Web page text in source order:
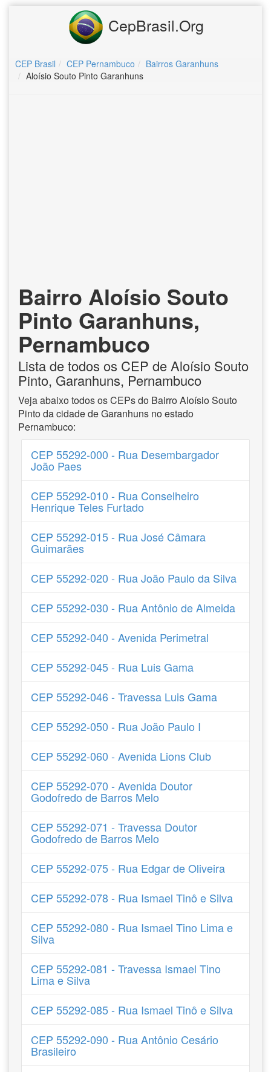
CepBrasil.Org
CEP Brasil CEP Pernambuco
Bairros Garanhuns
Aloísio Souto Pinto Garanhuns
Bairro Aloísio Souto
Pinto Garanhuns,
Pernambuco
Lista de todos os CEP de Aloísio Souto
Pinto, Garanhuns, Pernambuco
Veja abaixo todos os CEPs do Bairro Aloísio Souto
Pinto da cidade de Garanhuns no estado
Pernambuco:
CEP 55292-000 - Rua Desembargador
João Paes
CEP 55292-010 - Rua Conselheiro
Henrique Teles Furtado
CEP 55292-015 - Rua José Câmara
Guimarães
CEP 55292-020 - Rua João Paulo da Silva
CEP 55292-030 - Rua Antônio de Almeida
CEP 55292-040 - Avenida Perimetral
CEP 55292-045 - Rua Luis Gama
CEP 55292-046 - Travessa Luis Gama
CEP 55292-050 - Rua João Paulo I
CEP 55292-060 - Avenida Lions Club
CEP 55292-070 - Avenida Doutor
Godofredo de Barros Melo
CEP 55292-071 - Travessa Doutor
Godofredo de Barros Melo
CEP 55292-075 - Rua Edgar de Oliveira
CEP 55292-078 - Rua Ismael Tinô e Silva
CEP 55292-080 - Rua Ismael Tino Lima e
Silva
CEP 55292-081 - Travessa Ismael Tino
Lima e Silva
CEP 55292-085 - Rua Ismael Tinô e Silva
CEP 55292-090 - Rua Antônio Cesário
Brasileiro